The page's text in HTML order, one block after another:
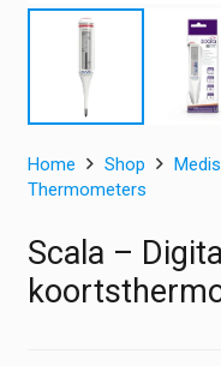
Home Shop
Thermometers
Scala –